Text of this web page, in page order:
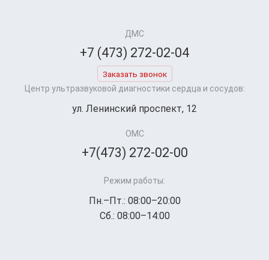
ДМС
+7 (473) 272-02-04
Заказать звонок
Центр ультразвуковой диагностики сердца и сосудов:
ул. Ленинский проспект, 12
ОМС
+7(473) 272-02-00
Режим работы:
Пн.–Пт.: 08:00–20:00
Сб.: 08:00–14:00